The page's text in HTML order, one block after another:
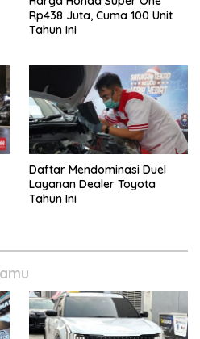
Rp438 Juta, Cuma 100 Unit
Tahun Ini
Daftar Mendominasi Duel
Layanan Dealer Toyota
Tahun Ini